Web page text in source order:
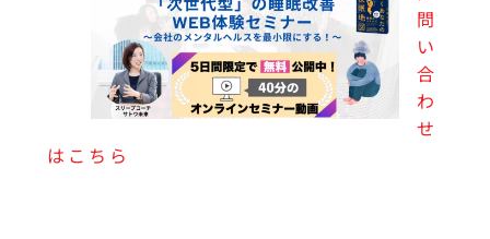
問
い
合
わ
せ
はこちら